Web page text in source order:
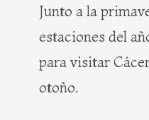
Junto a la
estaciones del
para visitar
otoño.